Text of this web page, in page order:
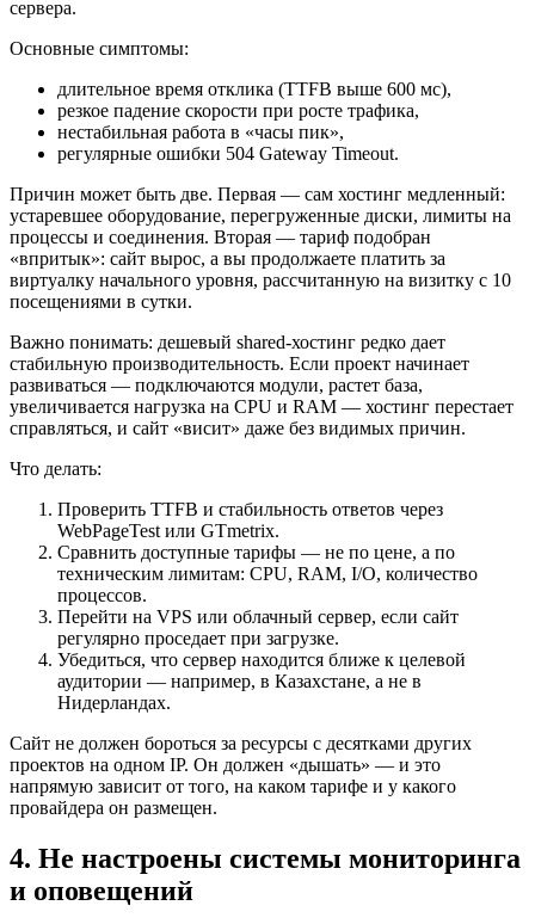
сервера.
Основные симптомы:
длительное время отклика (TTFB выше 600 мс),
резкое падение скорости при росте трафика,
нестабильная работа в «часы пик»,
регулярные ошибки 504 Gateway Timeout.
Причин может быть две. Первая — сам хостинг медленный:
устаревшее оборудование, перегруженные диски, лимиты на
процессы и соединения. Вторая — тариф подобран
«впритык»: сайт вырос, а вы продолжаете платить за
виртуалку начального уровня, рассчитанную на визитку с 10
посещениями в сутки.
Важно понимать: дешевый shared-хостинг редко дает
стабильную производительность. Если проект начинает
развиваться — подключаются модули, растет база,
увеличивается нагрузка на CPU и RAM — хостинг перестает
справляться, и сайт «висит» даже без видимых причин.
Что делать:
Проверить TTFB и стабильность ответов через
WebPageTest или GTmetrix.
Сравнить доступные тарифы — не по цене, а по
техническим лимитам: CPU, RAM, I/O, количество
процессов.
Перейти на VPS или облачный сервер, если сайт
регулярно проседает при загрузке.
Убедиться, что сервер находится ближе к целевой
аудитории — например, в Казахстане, а не в
Нидерландах.
Сайт не должен бороться за ресурсы с десятками других
проектов на одном IP. Он должен «дышать» — и это
напрямую зависит от того, на каком тарифе и у какого
провайдера он размещен.
4. Не настроены системы мониторинга
и оповещений